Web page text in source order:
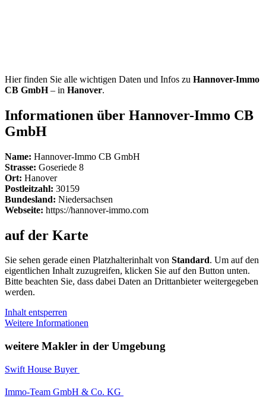
Hier finden Sie alle wichtigen Daten und Infos zu Hannover-Immo
CB GmbH– in Hanover.
Informationen über Hannover-Immo CB
GmbH
Name: Hannover-Immo CB GmbH
Strasse: Goseriede 8
Ort: Hanover
Postleitzahl: 30159
Bundesland: Niedersachsen
Webseite: https://hannover-immo.com
auf der Karte
Sie sehen gerade einen Platzhalterinhalt von Standard. Um auf den
eigentlichen Inhalt zuzugreifen, klicken Sie auf den Button unten.
Bitte beachten Sie, dass dabei Daten an Drittanbieter weitergegeben
werden.
Inhalt entsperren
Weitere Informationen
weitere Makler in der Umgebung
Swift House Buyer
Immo-Team GmbH & Co. KG